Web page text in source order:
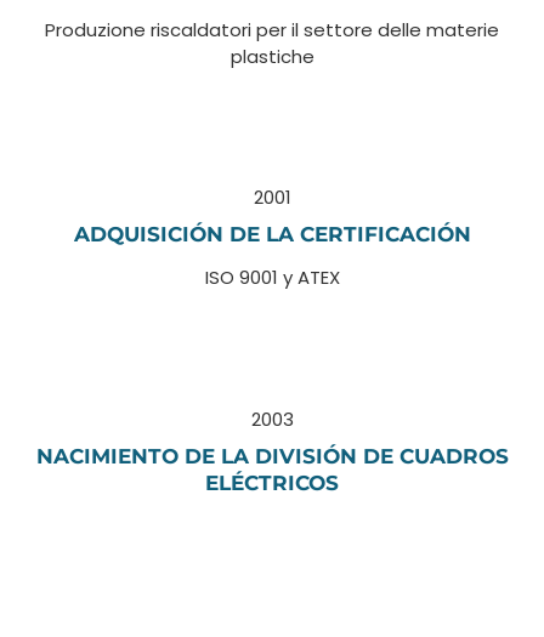
Produzione riscaldatori per il settore delle materie
plastiche
2001
ADQUISICIÓN DE LA CERTIFICACIÓN
ISO 9001 y ATEX
2003
NACIMIENTO DE LA DIVISIÓN DE CUADROS
ELÉCTRICOS